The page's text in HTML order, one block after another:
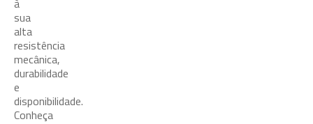
à
sua
alta
resistência
mecânica,
durabilidade
e
disponibilidade.
Conheça